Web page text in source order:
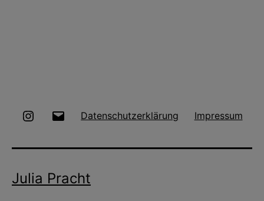
Instagram Datenschutzerklärung Impressum
Julia Pracht